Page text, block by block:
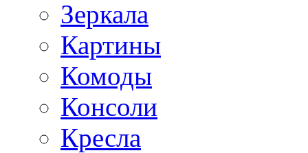
Зеркала
Картины
Комоды
Консоли
Кресла